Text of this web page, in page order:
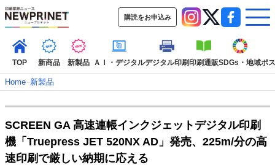
購読をお申込み
TOP 新商品 新製品 ＡＩ・デジタルデジタル印刷印刷通販SDGs・地域ポ
TOP
動画コンテンツ
インタビュー
コレクション
Home–新製品
SCREEN GA 高速連帳インクジェットデジタル印刷
機「Truepress JET 520NX AD」発売、225m/分の高
速印刷で厳しい納期に応える